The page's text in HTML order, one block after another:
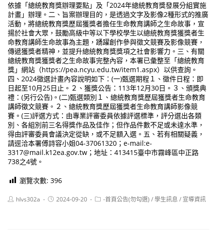
依據「總統教育獎辦理要點」及「2024年總統教育獎發展分組實施
計畫」辦理。二、旨案辦理目的，是透過文字及影像2種形式的推廣
活動，將總統教育獎歷屆獲獎者擔任生命教育講師之生命故事，宣
揚於社會大眾，鼓勵高級中等以下學校學生以總統教育獎獲獎者生
命教育講師生命故事為主題，踴躍創作參與徵文競賽及影像競賽，
傳遞獲獎者精神，並提升總統教育獎獎項之社會影響力。三、有關
總統教育獎獲獎者之生命故事完整內容，本署已彙整至「總統教育
獎」網站（https://pea.ncyu.edu.tw/item1.aspx）以供查詢。
四、2024徵選計畫內容說明如下：(一)甄選期程１、徵件日程：即
日起至10月25日止。２、獲獎公告：113年12月30日。３、頒獎典
禮：(另行公告)。(二)甄選類別１、總統教育獎歷屆獲獎者生命教育
講師徵文競賽。２、總統教育獎歷屆獲獎者生命教育講師影像競
賽。(三)評選方式：由專業評審委員依據評選標準，評分選出各類
別、各組別前三名得獎作品及佳作；但作品件數不足或未達水準，
得由評審委員會議決定從缺，或不足額入選。五、若有相關疑義，
請逕洽本署傅詩容小姐04-37061320；e-mail:e-
3317@mail.k12ea.gov.tw；地址：413415臺中市霧峰區中正路
738之4號。
瀏覽次數: 396
Posthlvs302a
Post2024-09-20
Post-首頁公告(勿勾選) /學生訊息 / 宣導資訊